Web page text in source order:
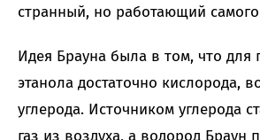
странный, но работающий
Идея Брауна была в том, что для
этанола достаточно кислорода,
углерода. Источником углерода